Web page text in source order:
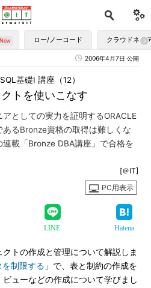
す ロー/ノーコード クラウドネイ
2006年4月7日 公開
トを使いこなす
基礎I 講座（12）
としての実力を証明するORACLE
るBronze資格の取得は難しくな
載「Bronze DBA講座」で合格を
[＠IT]
PC用表示
LINE Hatena
トの作成と管理について解説しま
を制限する 」で、表と制約の作成を
ューなどの作成について学びまし